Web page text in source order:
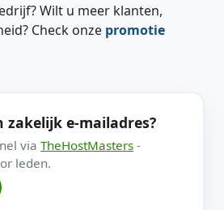
Wilt u meer klanten,
Check onze promotie
zakelijk e-mailadres?
via TheHostMasters -
leden.